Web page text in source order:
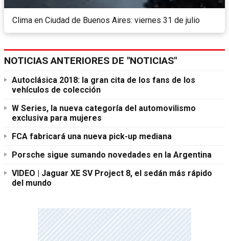
Clima en Ciudad de Buenos Aires: viernes 31 de julio
NOTICIAS ANTERIORES DE "NOTICIAS"
Autoclásica 2018: la gran cita de los fans de los
vehículos de colección
W Series, la nueva categoría del automovilismo
exclusiva para mujeres
FCA fabricará una nueva pick-up mediana
Porsche sigue sumando novedades en la Argentina
VIDEO | Jaguar XE SV Project 8, el sedán más rápido
del mundo